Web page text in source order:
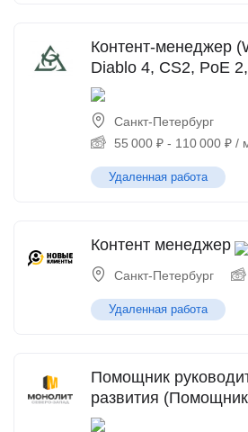
Контент-менеджер
Diablo 4, CS2, PoE
Санкт-Петербург
55 000 ₽ - 110 000 ₽ /
Удаленная работа
Контент менеджер
Санкт-Петербург
Удаленная работа
Помощник
развития